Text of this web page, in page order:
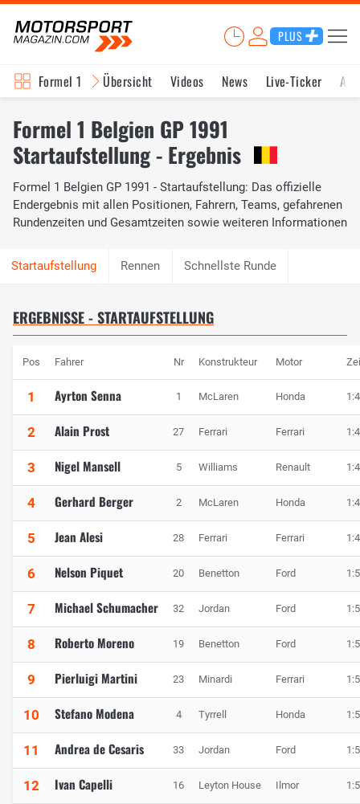
PLUS
Formel 1 Übersicht Videos News Live-Ticker
Formel 1 Belgien GP 1991
Startaufstellung - Ergebnis
Formel 1 Belgien GP 1991 - Startaufstellung: Das offizielle
Endergebnis mit allen Positionen, Fahrern, Teams, gefahrenen
Rundenzeiten und Gesamtzeiten sowie weiteren Informationen
Rennen Schnellste Runde
ERGEBNISSE - STARTAUFSTELLUNG
Pos Fahrer Nr Konstrukteur Motor
1 Ayrton Senna 1 McLaren Honda
2 Alain Prost 27 Ferrari Ferrari
3 Nigel Mansell 5 Williams Renault
4 Gerhard Berger 2 McLaren Honda
5 Jean Alesi 28 Ferrari Ferrari
6 Nelson Piquet 20 Benetton Ford
7 Michael Schumacher 32 Jordan Ford
8 Roberto Moreno 19 Benetton Ford
9 Pierluigi Martini 23 Minardi Ferrari
10 Stefano Modena 4 Tyrrell Honda
11 Andrea de Cesaris 33 Jordan Ford
12 Ivan Capelli 16 Leyton House Ilmor